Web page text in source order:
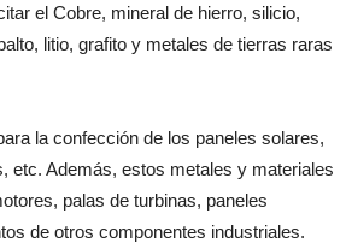
el Cobre, mineral de hierro, silicio,
litio, grafito y metales de tierras raras
la confección de los paneles solares,
etc. Además, estos metales y materiales
palas de turbinas, paneles
de otros componentes industriales.